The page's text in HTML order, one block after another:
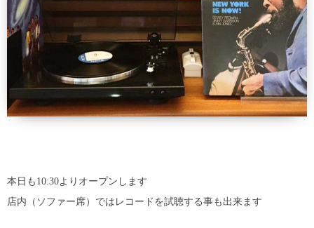
本日も10:30よりオープンします️
店内（ソファー席）ではレコードを試聴する事も出来ます